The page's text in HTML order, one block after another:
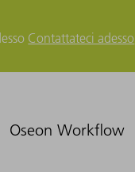
Contattateci adesso
Oseon Workflow